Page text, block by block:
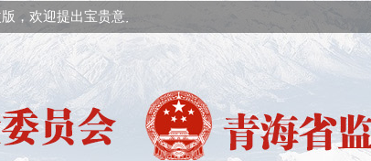
，欢迎提出宝贵意见！